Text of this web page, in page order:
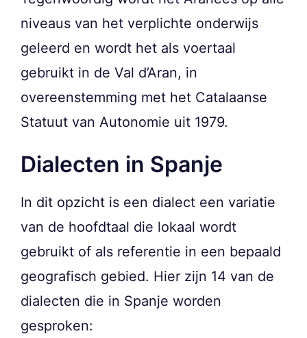
niveaus van het verplichte onderwijs
geleerd en wordt het als voertaal
gebruikt in de Val d’Aran, in
overeenstemming met het Catalaanse
Statuut van Autonomie uit 1979.
Dialecten in Spanje
In dit opzicht is een dialect een variatie
van de hoofdtaal die lokaal wordt
gebruikt of als referentie in een bepaald
geografisch gebied. Hier zijn 14 van de
dialecten die in Spanje worden
gesproken: